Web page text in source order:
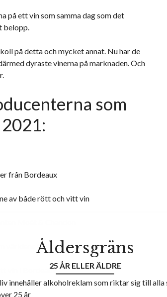
på ett vin som samma dag som det
belopp.
på detta och mycket annat. Nu har de
dyraste vinerna på marknaden. Och
som
från Bordeaux
av både rött och vitt vin
Moët & Chandon
världens bästa vin, rött från Bourgogne
vin i Bordeaux
Åldersgräns
25 ÅR ELLER ÄLDRE
innehåller alkoholreklam som riktar sig till alla
25 år